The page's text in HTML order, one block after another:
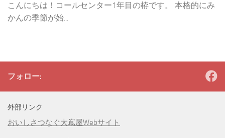
こんにちは！コールセンター1年目の栫です。 本格的にみ
かんの季節が始...
フォロー:
外部リンク
おいしさつなぐ大嶌屋Webサイト